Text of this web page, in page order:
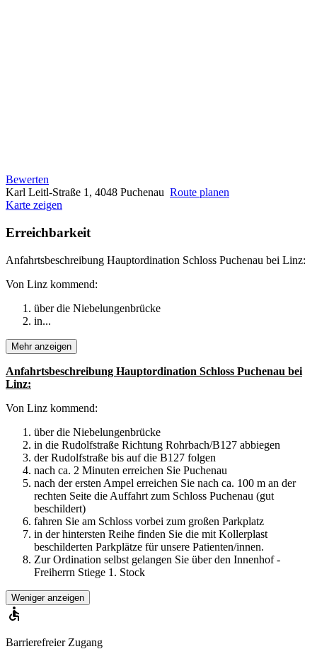
Bewerten
Karl Leitl-Straße 1, 4048 Puchenau Route planen
Karte zeigen
Erreichbarkeit
Anfahrtsbeschreibung Hauptordination Schloss Puchenau bei Linz:
Von Linz kommend:
über die Niebelungenbrücke
in...
Mehr anzeigen
Anfahrtsbeschreibung Hauptordination Schloss Puchenau bei
Linz:
Von Linz kommend:
über die Niebelungenbrücke
in die Rudolfstraße Richtung Rohrbach/B127 abbiegen
der Rudolfstraße bis auf die B127 folgen
nach ca. 2 Minuten erreichen Sie Puchenau
nach der ersten Ampel erreichen Sie nach ca. 100 m an der
rechten Seite die Auffahrt zum Schloss Puchenau (gut
beschildert)
fahren Sie am Schloss vorbei zum großen Parkplatz
in der hintersten Reihe finden Sie die mit Kollerplast
beschilderten Parkplätze für unsere Patienten/innen.
Zur Ordination selbst gelangen Sie über den Innenhof -
Freiherrn Stiege 1. Stock
Weniger anzeigen
Barrierefreier Zugang